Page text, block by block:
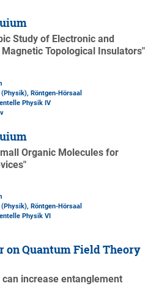
Study of Electronic and
Topological Insulators"
(Physik), Röntgen-Hörsaal
Physik IV
Organic Molecules for
(Physik), Röntgen-Hörsaal
Physik VI
on Quantum Field Theory
increase entanglement